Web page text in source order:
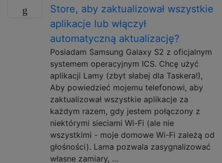
Store, aby zaktualizował wszystkie
aplikacje lub włączył
automatyczną aktualizację?
Posiadam Samsung Galaxy S2 z oficjalnym
systemem operacyjnym ICS. Chcę użyć
aplikacji Lamy (zbyt słabej dla Taskera!),
Aby powiedzieć mojemu telefonowi, aby
zaktualizował wszystkie aplikacje za
każdym razem, gdy jestem połączony z
niektórymi sieciami Wi-Fi (ale nie
wszystkimi - moje domowe Wi-Fi zależą od
głośności). Lama pozwala zasygnalizować
własne zamiary, …